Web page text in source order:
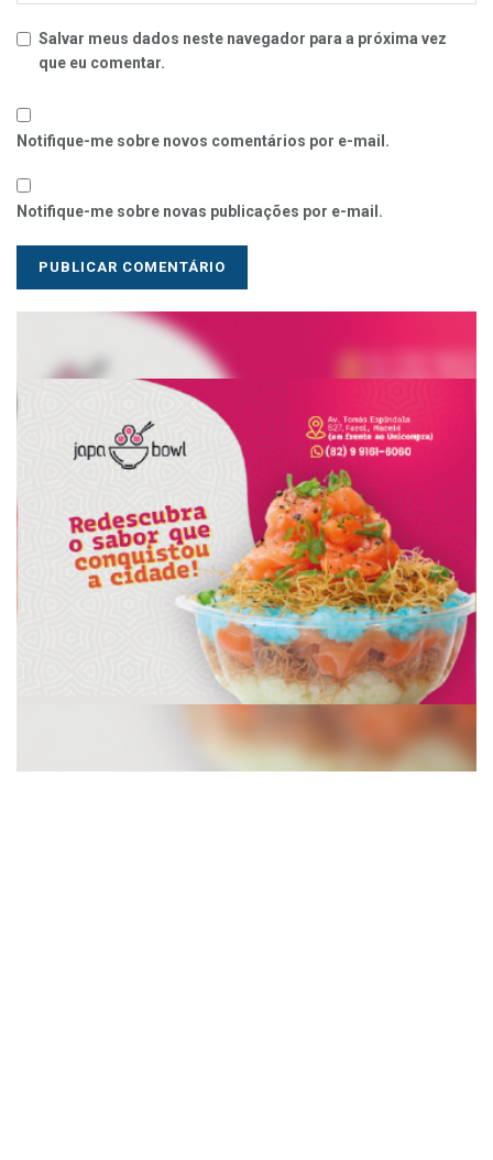
Salvar meus dados neste navegador para a próxima vez
que eu comentar.
Notifique-me sobre novos comentários por e-mail.
Notifique-me sobre novas publicações por e-mail.